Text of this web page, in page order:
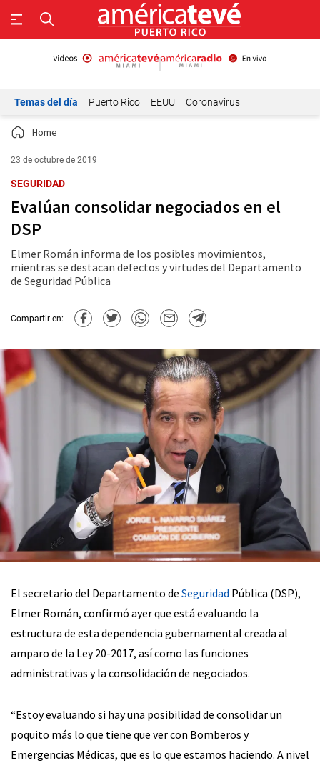
Temas del día Puerto Rico EEUU Coronavirus
Home
23 de octubre de 2019
SEGURIDAD
Evalúan consolidar negociados en el
DSP
Elmer Román informa de los posibles movimientos,
mientras se destacan defectos y virtudes del Departamento
de Seguridad Pública
Compartir en:
El secretario del Departamento de Seguridad Pública (DSP),
Elmer Román, confirmó ayer que está evaluando la
estructura de esta dependencia gubernamental creada al
amparo de la Ley 20-2017, así como las funciones
administrativas y la consolidación de negociados.
“Estoy evaluando si hay una posibilidad de consolidar un
poquito más lo que tiene que ver con Bomberos y
Emergencias Médicas, que es lo que estamos haciendo. A nivel